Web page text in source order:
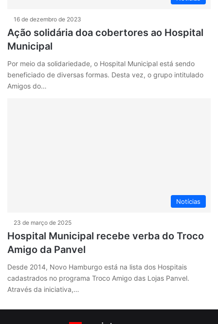
16 de dezembro de 2023
Ação solidária doa cobertores ao Hospital
Municipal
Por meio da solidariedade, o Hospital Municipal está sendo
beneficiado de diversas formas. Desta vez, o grupo intitulado
Amigos do…
Notícias
23 de março de 2025
Hospital Municipal recebe verba do Troco
Amigo da Panvel
Desde 2014, Novo Hamburgo está na lista dos Hospitais
cadastrados no programa Troco Amigo das Lojas Panvel.
Através da iniciativa,…